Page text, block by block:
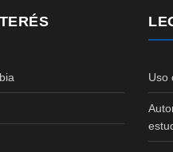
Uso